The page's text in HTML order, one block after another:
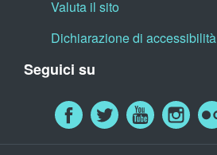
Valuta il sito
Dichiarazione di accessibilità
Seguici su